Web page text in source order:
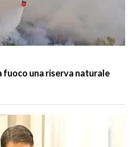
fuoco una riserva naturale